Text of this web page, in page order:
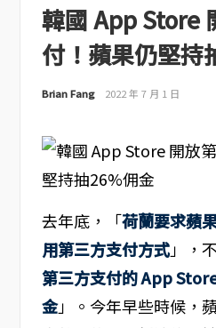
韓國 App Store
付！蘋果仍堅持
Brian Fang 2022 年 7 月 1 日
去年底，「荷蘭要求蘋
用第三方支付方式」，
第三方支付的 App
金」。今年早些時候，